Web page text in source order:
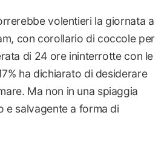
volentieri la giornata a
con corollario di coccole per
di 24 ore ininterrotte con le
ha dichiarato di desiderare
Ma non in una spiaggia
e salvagente a forma di